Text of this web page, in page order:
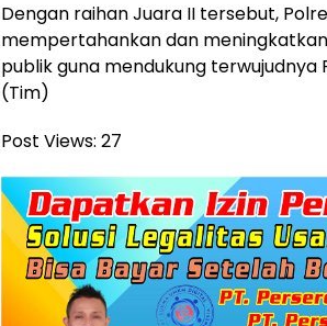
Dengan raihan Juara II tersebut,
mempertahankan dan
publik guna mendukung
(Tim)
Post Views: 27